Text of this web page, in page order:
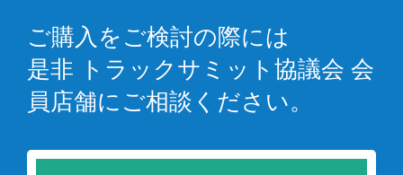
ご購入をご検討の際には
是非 トラックサミット協議会 会
員店舗にご相談ください。